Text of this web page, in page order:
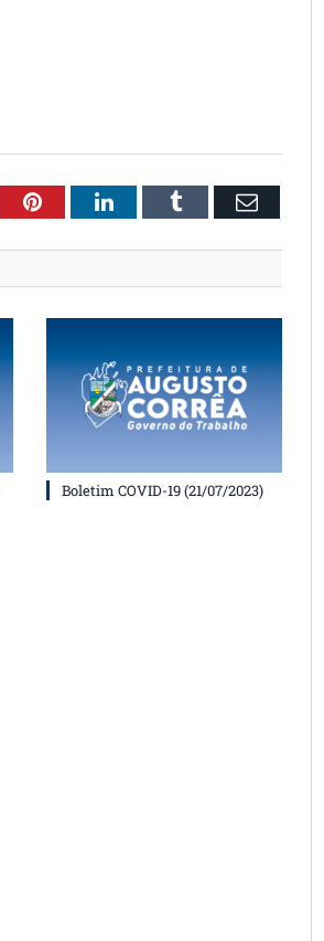
Pinterest
LinkedInTumblrEmail
Boletim COVID-19 (21/07/2023)